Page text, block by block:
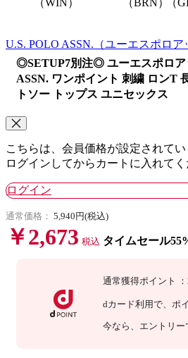
U.S. POLO ASSN. （ユーエスポロア
◎SETUP7別注◎ ユーエスポロア
ASSN. ワンポイント 刺繍 ロンT
トソー トップス ユニセックス
こちらは、会員価格が設定されてい
ログインしてからカートに入れてく
ログイン
通常価格： 5,940円(税込)
￥2,673 税込 タイムセール
通常獲得ポイント ：
dカード利用で、 ポ
今なら 、エントリ